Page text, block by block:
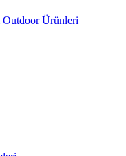
Ürünleri